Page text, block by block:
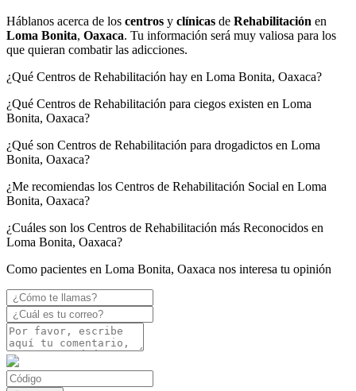
Háblanos acerca de los centros y clínicas de Rehabilitación en
Loma Bonita, Oaxaca. Tu información será muy valiosa para los
que quieran combatir las adicciones.
¿Qué Centros de Rehabilitación hay en Loma Bonita, Oaxaca?
¿Qué Centros de Rehabilitación para ciegos existen en Loma
Bonita, Oaxaca?
¿Qué son Centros de Rehabilitación para drogadictos en Loma
Bonita, Oaxaca?
¿Me recomiendas los Centros de Rehabilitación Social en Loma
Bonita, Oaxaca?
¿Cuáles son los Centros de Rehabilitación más Reconocidos en
Loma Bonita, Oaxaca?
Como pacientes en Loma Bonita, Oaxaca nos interesa tu opinión